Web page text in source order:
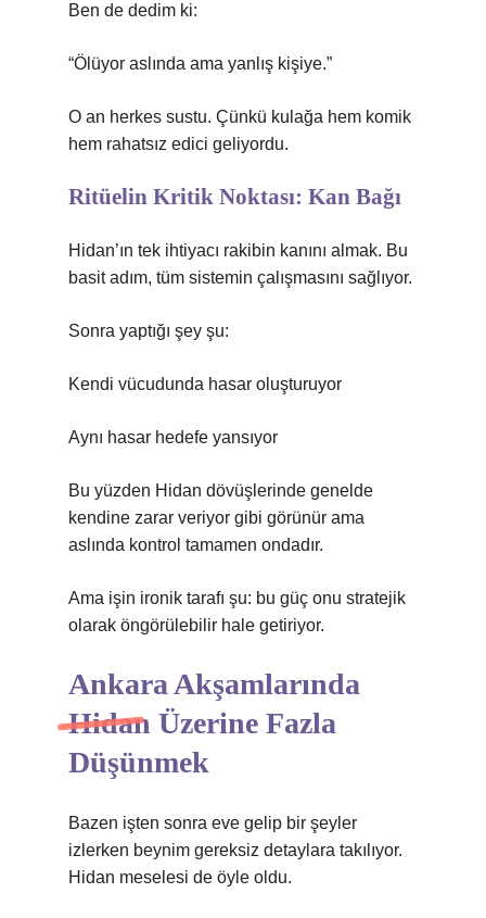
Ben de dedim ki:
“Ölüyor aslında ama yanlış kişiye.”
O an herkes sustu. Çünkü kulağa hem komik
hem rahatsız edici geliyordu.
Ritüelin Kritik Noktası: Kan Bağı
Hidan’ın tek ihtiyacı rakibin kanını almak. Bu
basit adım, tüm sistemin çalışmasını sağlıyor.
Sonra yaptığı şey şu:
Kendi vücudunda hasar oluşturuyor
Aynı hasar hedefe yansıyor
Bu yüzden Hidan dövüşlerinde genelde
kendine zarar veriyor gibi görünür ama
aslında kontrol tamamen ondadır.
Ama işin ironik tarafı şu: bu güç onu stratejik
olarak öngörülebilir hale getiriyor.
Ankara Akşamlarında
Hidan Üzerine Fazla
Düşünmek
Bazen işten sonra eve gelip bir şeyler
izlerken beynim gereksiz detaylara takılıyor.
Hidan meselesi de öyle oldu.